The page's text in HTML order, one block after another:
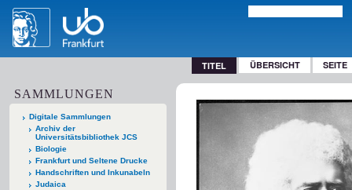
TITEL ÜBERSICHT SEITE
SAMMLUNGEN
Digitale Sammlungen
Archiv der
Universitätsbibliothek JCS
Biologie
Frankfurt und Seltene Drucke
Handschriften und Inkunabeln
Judaica